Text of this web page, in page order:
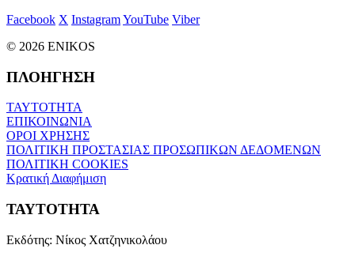
Facebook X InstagramYouTube Viber
© 2026 ENIKOS
ΠΛΟΗΓΗΣΗ
ΤΑΥΤΟΤΗΤΑ
ΕΠΙΚΟΙΝΩΝΙΑ
ΟΡΟΙ ΧΡΗΣΗΣ
ΠΟΛΙΤΙΚΗ ΠΡΟΣΤΑΣΙΑΣ ΠΡΟΣΩΠΙΚΩΝ ΔΕΔΟΜΕΝΩΝ
ΠΟΛΙΤΙΚΗ COOKIES
Κρατική Διαφήμιση
ΤΑΥΤΟΤΗΤΑ
Εκδότης: Νίκος Χατζηνικολάου